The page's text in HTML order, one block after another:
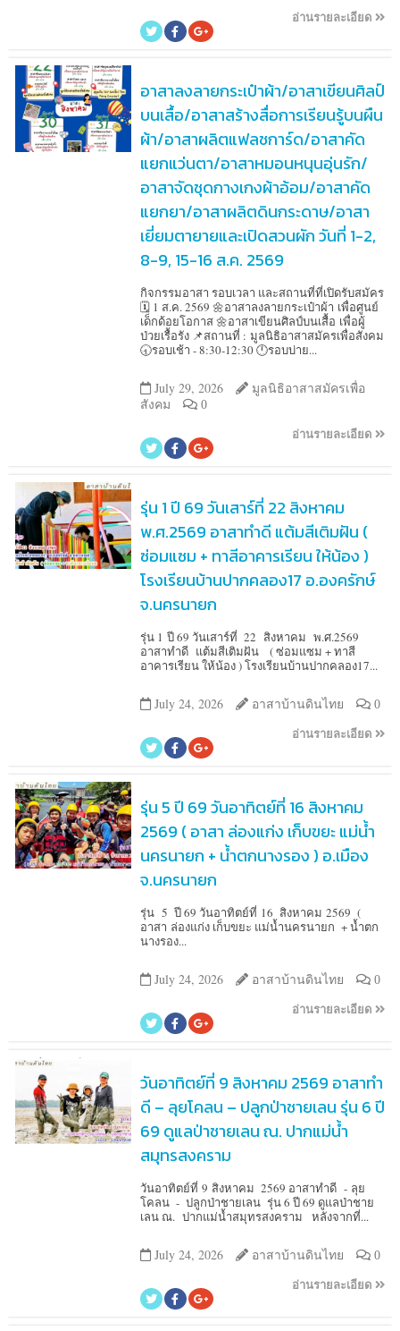
อ่านรายละเอียด
อาสาลงลายกระเป๋าผ้า/อาสาเขียนศิลป์
บนเสื้อ/อาสาสร้างสื่อการเรียนรู้บนผืน
ผ้า/อาสาผลิตแฟลชการ์ด/อาสาคัด
แยกแว่นตา/อาสาหมอนหนุนอุ่นรัก/
อาสาจัดชุดกางเกงผ้าอ้อม/อาสาคัด
แยกยา/อาสาผลิตดินกระดาษ/อาสา
เยี่ยมตายายและเปิดสวนผัก วันที่ 1-2,
8-9, 15-16 ส.ค. 2569
กิจกรรมอาสา รอบเวลา และสถานที่ที่เปิดรับสมัคร
🗓️ 1 ส.ค. 2569 🌼อาสาลงลายกระเป๋าผ้า เพื่อศูนย์
เด็กด้อยโอกาส 🌼อาสาเขียนศิลป์บนเสื้อ เพื่อผู้
ป่วยเรื้อรัง 📌สถานที่ : มูลนิธิอาสาสมัครเพื่อสังคม
🕣รอบเช้า - 8:30-12:30 🕛รอบบ่าย...
July 29, 2026
มูลนิธิอาสาสมัครเพื่อ
สังคม
0
อ่านรายละเอียด
รุ่น 1 ปี 69 วันเสาร์ที่ 22 สิงหาคม
พ.ศ.2569 อาสาทำดี แต้มสีเติมฝัน (
ซ่อมแซม + ทาสีอาคารเรียน ให้น้อง )
โรงเรียนบ้านปากคลอง17 อ.องครักษ์
จ.นครนายก
รุ่น 1 ปี 69 วันเสาร์ที่ 22 สิงหาคม พ.ศ.2569
อาสาทำดี แต้มสีเติมฝัน ( ซ่อมแซม + ทาสี
อาคารเรียน ให้น้อง ) โรงเรียนบ้านปากคลอง17...
July 24, 2026 อาสาบ้านดินไทย 0
อ่านรายละเอียด
รุ่น 5 ปี 69 วันอาทิตย์ที่ 16 สิงหาคม
2569 ( อาสา ล่องแก่ง เก็บขยะ แม่น้ำ
นครนายก + น้ำตกนางรอง ) อ.เมือง
จ.นครนายก
รุ่น 5 ปี 69 วันอาทิตย์ที่ 16 สิงหาคม 2569 (
อาสา ล่องแก่ง เก็บขยะ แม่น้ำนครนายก + น้ำตก
นางรอง...
July 24, 2026 อาสาบ้านดินไทย 0
อ่านรายละเอียด
วันอาทิตย์ที่ 9 สิงหาคม 2569 อาสาทำ
ดี – ลุยโคลน – ปลูกป่าชายเลน รุ่น 6 ปี
69 ดูแลป่าชายเลน ณ. ปากแม่น้ำ
สมุทรสงคราม
วันอาทิตย์ที่ 9 สิงหาคม 2569 อาสาทำดี - ลุย
โคลน - ปลูกป่าชายเลน รุ่น 6 ปี 69 ดูแลป่าชาย
เลน ณ. ปากแม่น้ำสมุทรสงคราม หลังจากที่...
July 24, 2026 อาสาบ้านดินไทย 0
อ่านรายละเอียด